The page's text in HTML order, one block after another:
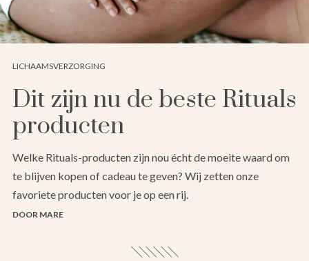
LICHAAMSVERZORGING
Dit zijn nu de beste Rituals
producten
Welke Rituals-producten zijn nou écht de moeite waard om
te blijven kopen of cadeau te geven? Wij zetten onze
favoriete producten voor je op een rij.
DOOR MARE